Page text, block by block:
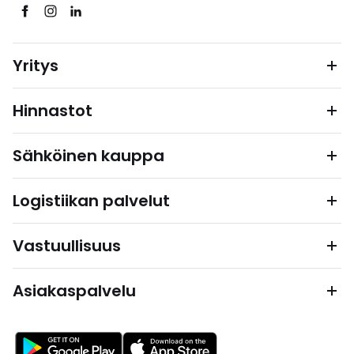
Yritys
Hinnastot
Sähköinen kauppa
Logistiikan palvelut
Vastuullisuus
Asiakaspalvelu